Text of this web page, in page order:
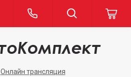
Онлайн трансляция